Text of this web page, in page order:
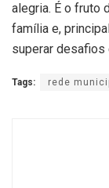
alegria. É o fruto
família e,
superar desafios
Tags: rede